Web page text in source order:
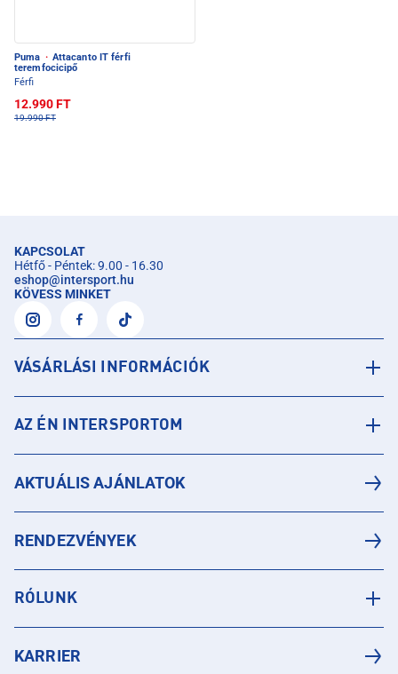
Puma · Attacanto IT férfi
teremfocicipő
Férfi
12.990 FT
19.990 FT
KAPCSOLAT
Hétfő - Péntek: 9.00 - 16.30
eshop@intersport.hu
KÖVESS MINKET
VÁSÁRLÁSI INFORMÁCIÓK
AZ ÉN INTERSPORTOM
AKTUÁLIS AJÁNLATOK
RENDEZVÉNYEK
RÓLUNK
KARRIER